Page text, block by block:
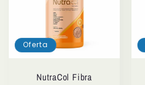
Oferta
NutraCol Fibra